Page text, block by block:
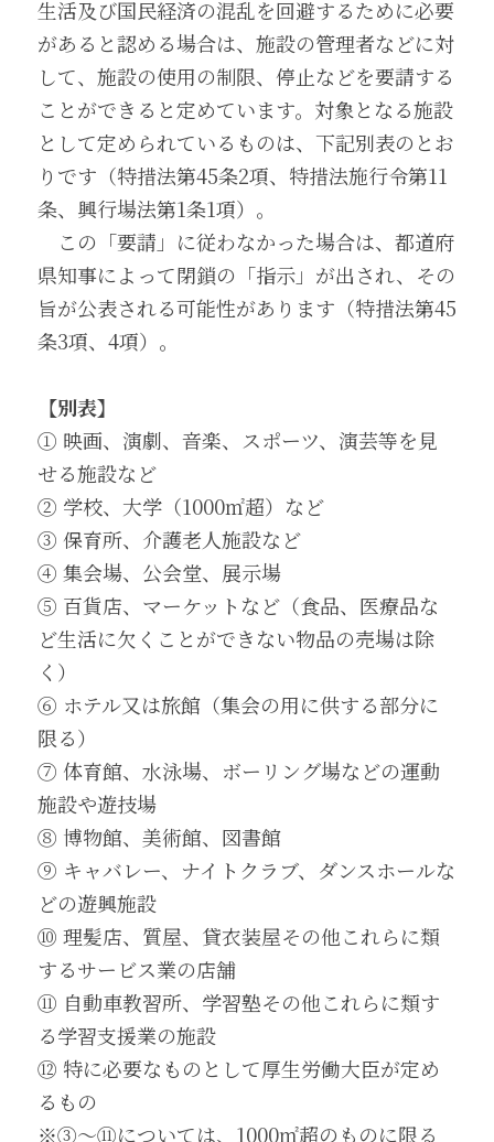
生活及び国民経済の混乱を回避するために必要
があると認める場合は、施設の管理者などに対
して、施設の使用の制限、停止などを要請する
ことができると定めています。対象となる施設
として定められているものは、下記別表のとお
りです（特措法第45条2項、特措法施行令第11
条、興行場法第1条1項）。
この「要請」に従わなかった場合は、都道府
県知事によって閉鎖の「指示」が出され、その
旨が公表される可能性があります（特措法第45
条3項、4項）。
【別表】
① 映画、演劇、音楽、スポーツ、演芸等を見
せる施設など
② 学校、大学（1000㎡超）など
③ 保育所、介護老人施設など
④ 集会場、公会堂、展示場
⑤ 百貨店、マーケットなど（食品、医療品な
ど生活に欠くことができない物品の売場は除
く）
⑥ ホテル又は旅館（集会の用に供する部分に
限る）
⑦ 体育館、水泳場、ボーリング場などの運動
施設や遊技場
⑧ 博物館、美術館、図書館
⑨ キャバレー、ナイトクラブ、ダンスホールな
どの遊興施設
⑩ 理髪店、質屋、貸衣装屋その他これらに類
するサービス業の店舗
⑪ 自動車教習所、学習塾その他これらに類す
る学習支援業の施設
⑫ 特に必要なものとして厚生労働大臣が定め
るもの
※③～⑪については、1000㎡超のものに限る